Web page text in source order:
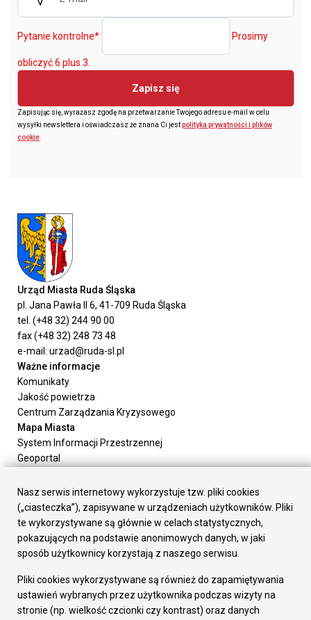
Pytanie kontrolne* Prosimy
obliczyć 6 plus 3.
Zapisz się
Zapisując się, wyrażasz zgodę na przetwarzanie Twojego adresu e-mail w celu
wysyłki newslettera i oświadczasz że znana Ci jestpolityka prywatności i plików
cookie
Urząd Miasta Ruda Śląska
pl. Jana Pawła II 6, 41-709 Ruda Śląska
tel. (+48 32) 244 90 00
fax (+48 32) 248 73 48
e-mail: urzad@ruda-sl.pl
Ważne informacje
Komunikaty
Jakość powietrza
Centrum Zarządzania Kryzysowego
Mapa Miasta
System Informacji Przestrzennej
Geoportal
Załatw sprawę
Prezydent Miasta
Rada Miasta
Wydziały
Elektroniczna Skrzynka Podawcza
Gospodarka
Fundusze europejskie
Środki krajowe
Nasz serwis internetowy wykorzystuje tzw. pliki cookies
(„ciasteczka”), zapisywane w urządzeniach użytkowników. Pliki
te wykorzystywane są głównie w celach statystycznych,
pokazujących na podstawie anonimowych danych, w jaki
sposób użytkownicy korzystają z naszego serwisu.
Pliki cookies wykorzystywane są również do zapamiętywania
ustawień wybranych przez użytkownika podczas wizyty na
stronie (np. wielkość czcionki czy kontrast) oraz danych